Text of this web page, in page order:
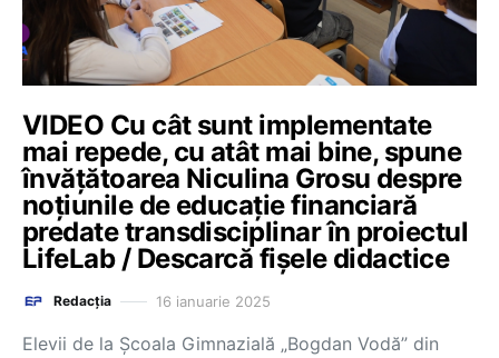
VIDEO Cu cât sunt implementate
mai repede, cu atât mai bine, spune
învățătoarea Niculina Grosu despre
noțiunile de educație financiară
predate transdisciplinar în proiectul
LifeLab / Descarcă fișele didactice
Redacția 16 ianuarie 2025
Elevii de la Școala Gimnazială „Bogdan Vodă” din